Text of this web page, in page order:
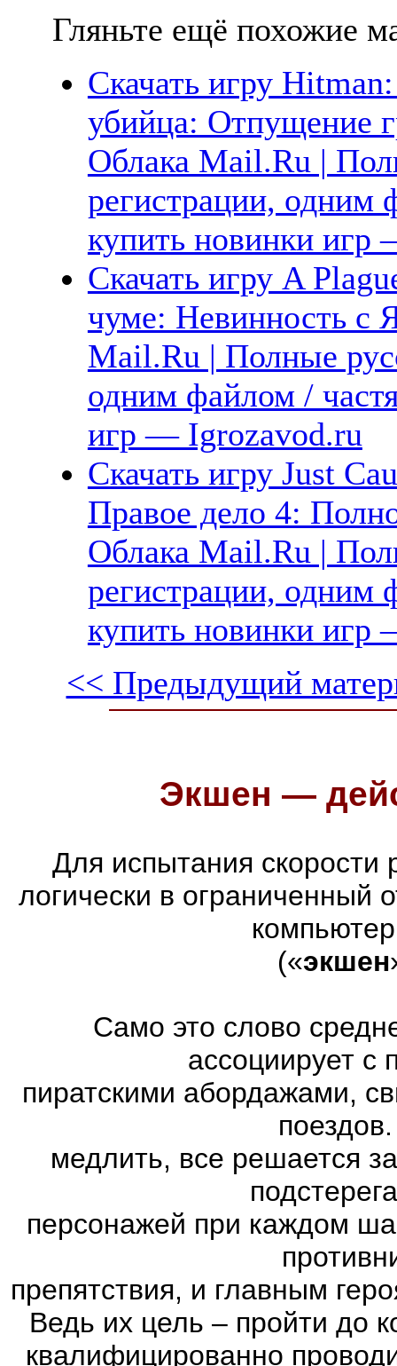
Гляньте ещё похожие
Скачать игру
убийца: Отпущение
Облака Mail.Ru |
регистрации, одним
купить новинки
Скачать игру A
чуме: Невинность с
Mail.Ru | Полные
одним файлом /
игр — Igrozavod.ru
Скачать игру Just
Правое дело 4:
Облака Mail.Ru |
регистрации, одним
купить новинки
<< Предыдущий
Экшен —
Для испытания скорости
логически в ограниченный
(«экшен
Само это слово
ассоциирует с
пиратскими абордажами,
медлить, все решается
персонажей при каждом
препятствия, и главным
Ведь их цель – пройти до
квалифицированно